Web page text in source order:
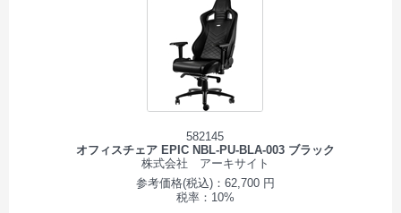
582145
オフィスチェア EPIC NBL-PU-BLA-003 ブラック
株式会社 アーキサイト
参考価格(税込)：62,700 円
税率：10%